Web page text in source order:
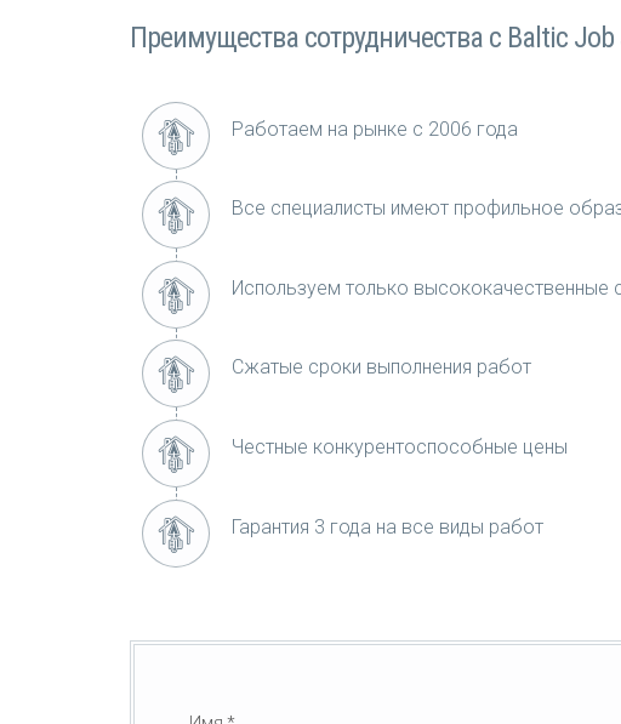
Преимущества сотрудничества с Baltic Job
Работаем на рынке с 2006 года
Все специалисты имеют профильное
Используем только высококачественные
Сжатые сроки выполнения работ
Честные конкурентоспособные цены
Гарантия 3 года на все виды работ